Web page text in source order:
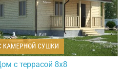
КАМЕРНОЙ СУШКИ
с террасой 8х8